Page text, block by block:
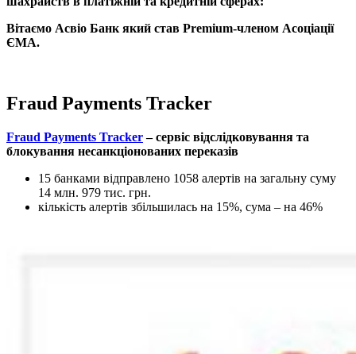
Вітаємо Асвіо Банк який став Premium-членом Асоціації
ЄМА.
Fraud Payments Tracker
Fraud Payments Tracker– сервіс відслідковування та
блокування несанкціонованих переказів
15 банками відправлено 1058 алертів на загальну суму
14 млн. 979 тис. грн.
кількість алертів збільшилась на 15%, сума – на 46%